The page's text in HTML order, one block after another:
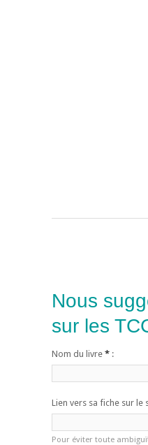
Nous
sur les
Nom du livre * :
Lien vers sa fiche sur le
Pour éviter toute